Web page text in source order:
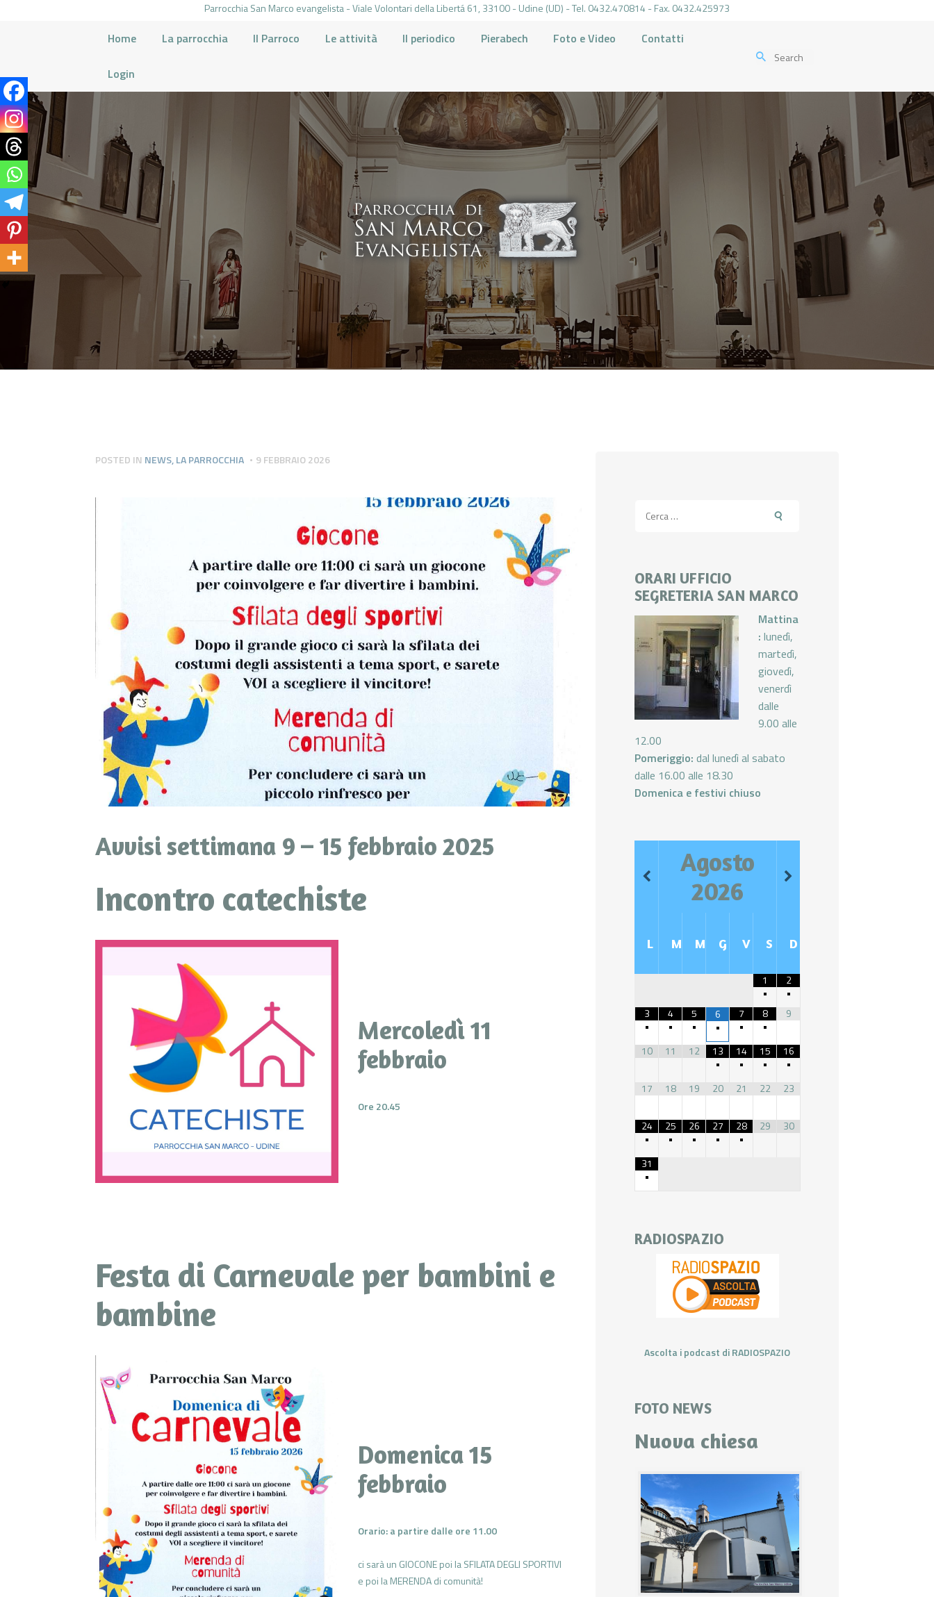
Parrocchia San Marco evangelista - Viale Volontari della Libertá 61, 33100 - Udine (UD) - Tel. 0432.470814 - Fax. 0432.425973
Home La parrocchia Il Parroco Le attività Il periodico Pierabech Foto e Video Contatti
Login
HOME
LA PARROCCHIA
IL PARROCO
LE ATTIVITÀ
IL PERIODICO
PIERABECH
FOTO E VIDEO
CONTATTI
POSTED IN NEWS,LA PARROCCHIA 9 FEBBRAIO 2026
Avvisi settimana 9 – 15 febbraio 2025
Incontro catechiste
Mercoledì 11
febbraio
Ore 20.45
Festa di Carnevale per bambini e
bambine
Domenica 15
febbraio
Orario: a partire dalle ore 11.00
ci sarà un GIOCONE poi la SFILATA DEGLI SPORTIVI
e poi la MERENDA di comunità!
per:
ORARI UFFICIO
SEGRETERIA SAN MARCO
Mattina
: lunedì,
martedì,
giovedì,
venerdì
dalle
9.00 alle
12.00
Pomeriggio: dal lunedì al sabato
dalle 16.00 alle 18.30
Domenica e festivi chiuso
Agosto
2026
L M M G V S D
1
•
2
•
3
•
4
•
5
•
6
•
7
•
8
•
9
10 11 12
13
•
14
•
15
•
16
•
17
18 19 20 21 22 23
24
•
25
•
26
•
27
•
28
•
29 30
31
•
RADIOSPAZIO
Ascolta i podcast di RADIOSPAZIO
FOTO NEWS
Nuova chiesa